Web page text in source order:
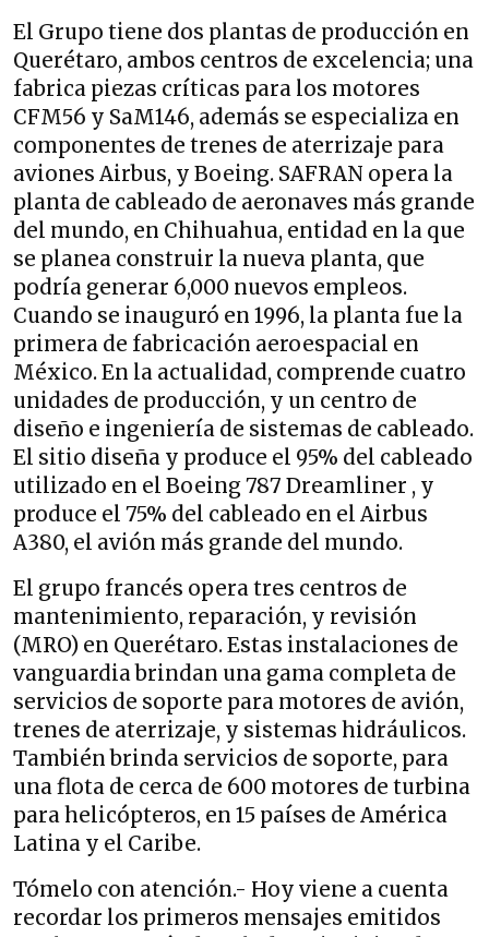
El Grupo tiene dos plantas de producción en
Querétaro, ambos centros de excelencia; una
fabrica piezas críticas para los motores
CFM56 y SaM146, además se especializa en
componentes de trenes de aterrizaje para
aviones Airbus, y Boeing. SAFRAN opera la
planta de cableado de aeronaves más grande
del mundo, en Chihuahua, entidad en la que
se planea construir la nueva planta, que
podría generar 6,000 nuevos empleos.
Cuando se inauguró en 1996, la planta fue la
primera de fabricación aeroespacial en
México. En la actualidad, comprende cuatro
unidades de producción, y un centro de
diseño e ingeniería de sistemas de cableado.
El sitio diseña y produce el 95% del cableado
utilizado en el Boeing 787 Dreamliner , y
produce el 75% del cableado en el Airbus
A380, el avión más grande del mundo.
El grupo francés opera tres centros de
mantenimiento, reparación, y revisión
(MRO) en Querétaro. Estas instalaciones de
vanguardia brindan una gama completa de
servicios de soporte para motores de avión,
trenes de aterrizaje, y sistemas hidráulicos.
También brinda servicios de soporte, para
una flota de cerca de 600 motores de turbina
para helicópteros, en 15 países de América
Latina y el Caribe.
Tómelo con atención.- Hoy viene a cuenta
recordar los primeros mensajes emitidos